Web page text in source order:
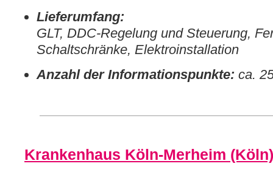
Lieferumfang:
GLT, DDC-Regelung und Steuerung,
Schaltschränke, Elektroinstallation
Anzahl der Informationspunkte: ca.
Krankenhaus Köln-Merheim (Köln)